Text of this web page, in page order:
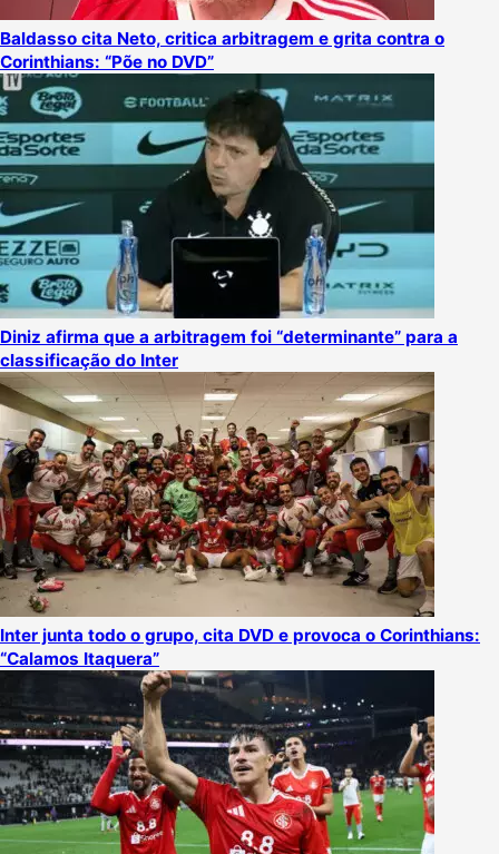
Baldasso cita Neto, critica arbitragem e grita contra o
Corinthians: “Põe no DVD”
Diniz afirma que a arbitragem foi “determinante” para a
classificação do Inter
Inter junta todo o grupo, cita DVD e provoca o Corinthians:
“Calamos Itaquera”